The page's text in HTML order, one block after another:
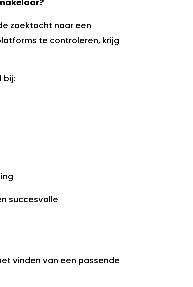
zoektocht naar een
te controleren, krijg
bij:
succesvolle
vinden van een passende